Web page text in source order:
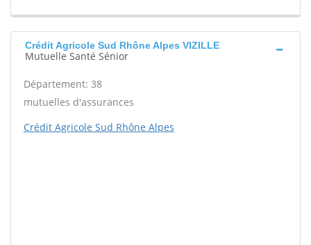
Crédit Agricole Sud Rhône Alpes VIZILLE
Mutuelle Santé Sénior
Département: 38
mutuelles d'assurances
Crédit Agricole Sud Rhône Alpes